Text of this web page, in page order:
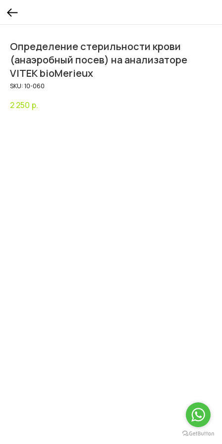
Определение стерильности крови
(анаэробный посев) на анализаторе
VITEK bioMerieux
SKU:10-060
2 250 р.